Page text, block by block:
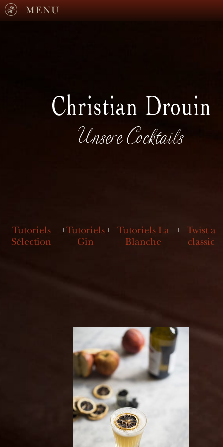
MENU
Unsere Cocktails
Tutoriels
Sélection
Tutoriels
Gin
Tutoriels La
Blanche
Twist a
classic